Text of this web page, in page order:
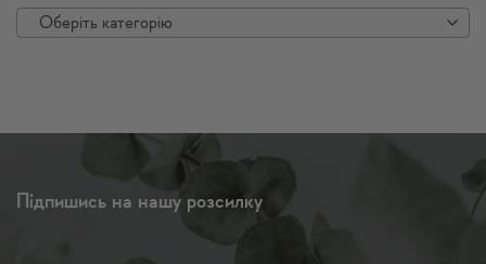
Оберіть категорію
Підпишись на нашу розсилку